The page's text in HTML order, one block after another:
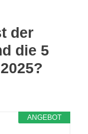
der
die 5
ANGEBOT